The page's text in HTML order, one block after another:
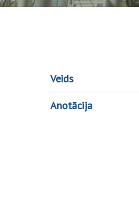
Veids
Anotācija